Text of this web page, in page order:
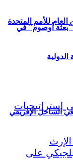
للأمم المتحدة
“بعثة أوصوم” في
في الساحل الإفريقي